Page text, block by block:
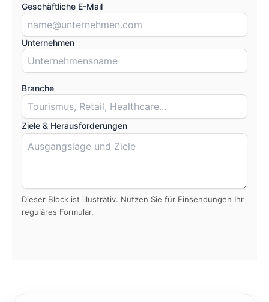
Geschäftliche E-Mail
Unternehmen
Branche
Ziele & Herausforderungen
Dieser Block ist illustrativ. Nutzen Sie für Einsendungen Ihr
reguläres Formular.